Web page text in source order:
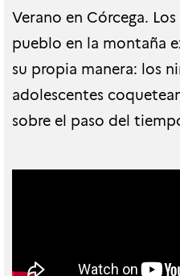
Verano en Córcega.
pueblo en la montaña
su propia manera: los
adolescentes
sobre el paso del